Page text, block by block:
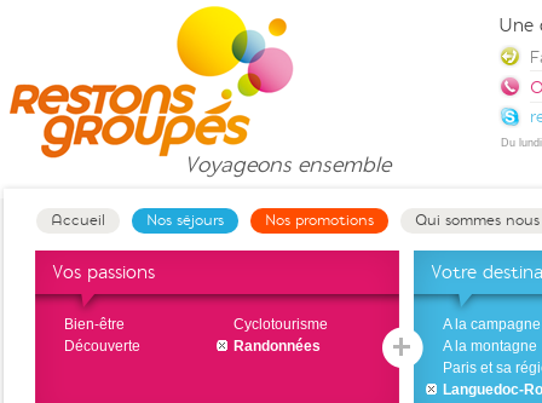
Voyageons ensemble
Accueil Nos séjours Nos promotions Qui sommes
Vos passions
Bien-être
Cyclotourisme
Découverte
Randonnées
Votre
A la campagne
A la montagne
Paris et sa
Languedoc-
Une
Du